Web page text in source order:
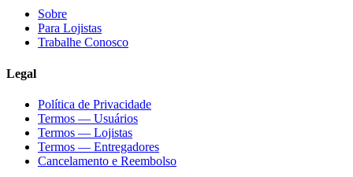
Sobre
Para Lojistas
Trabalhe Conosco
Legal
Política de Privacidade
Termos — Usuários
Termos — Lojistas
Termos — Entregadores
Cancelamento e Reembolso